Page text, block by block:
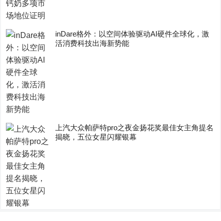
inDare格外：以空间体验驱动AI硬件全球化，激
活消费科技出海新势能
上汽大众帕萨特pro之夜金扬花奖最佳女主角提名
揭晓，五位女星闪耀银幕